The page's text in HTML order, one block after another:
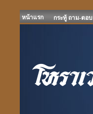
หน้าแรก กระทู้ ถาม-ตอบ